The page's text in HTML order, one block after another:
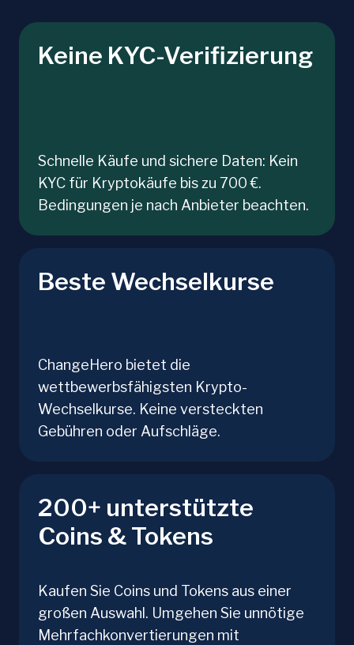
Keine KYC-Verifizierung
Schnelle Käufe und sichere Daten: Kein
KYC für Kryptokäufe bis zu 700 €.
Bedingungen je nach Anbieter beachten.
Beste Wechselkurse
ChangeHero bietet die
wettbewerbsfähigsten Krypto-
Wechselkurse. Keine versteckten
Gebühren oder Aufschläge.
200+ unterstützte
Coins & Tokens
Kaufen Sie Coins und Tokens aus einer
großen Auswahl. Umgehen Sie unnötige
Mehrfachkonvertierungen mit